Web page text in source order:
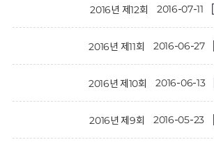
2016년 제12회 2016-07-11
2016년 제11회 2016-06-27
2016년 제10회 2016-06-13
2016년 제9회 2016-05-23